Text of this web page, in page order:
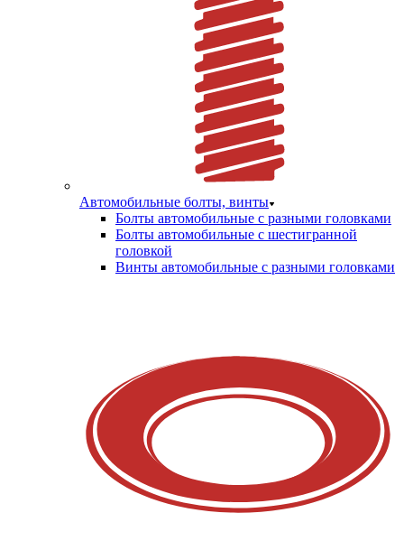
Автомобильные болты, винты
Болты автомобильные с разными головками
Болты автомобильные с шестигранной
головкой
Винты автомобильные с разными головками